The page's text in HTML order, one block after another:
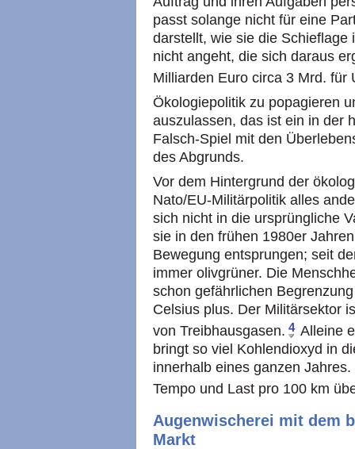
passt solange nicht für eine
darstellt, wie sie die
nicht angeht, die sich daraus
Milliarden Euro circa 3 Mrd. für
Ökologiepolitik zu popagieren
auszulassen, das ist ein in der
Falsch-Spiel mit den
des Abgrunds.
Vor dem Hintergrund der
Nato/EU-Militärpolitik alles
sich nicht in die ursprüngliche
sie in den frühen 1980er
Bewegung entsprungen; seit
immer olivgrüner. Die
schon gefährlichen
Celsius plus. Der Militärsektor
von Treibhausgasen. 4 Alleine
bringt so viel Kohlendioxyd in
innerhalb eines ganzen
Tempo und Last pro 100 km
Augenwischerei mit dem
Markt